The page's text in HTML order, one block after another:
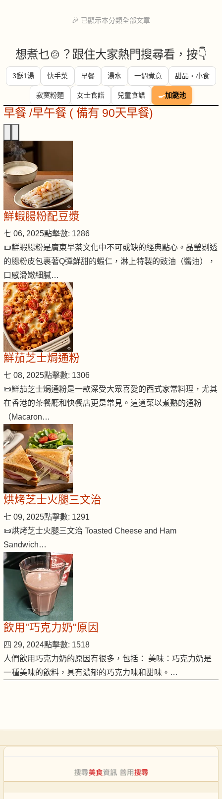
🎉 已顯示本分類全部文章
想煮乜🍲？跟住大家熱門搜尋看，按👇
3餸1湯 快手菜 早餐 湯水 一週煮意 甜品・小食
寂寞粉麵 女士食譜 兒童食譜 🍳加餸池
早餐 /早午餐 ( 備有 90天早餐)
鮮蝦腸粉配豆漿
七 06, 2025點擊數: 1286
📜鮮蝦腸粉是廣東早茶文化中不可或缺的經典點心。晶瑩剔透
的腸粉皮包裹著Q彈鮮甜的蝦仁，淋上特製的豉油（醬油），
口感滑嫩細膩…
鮮茄芝士焗通粉
七 08, 2025點擊數: 1306
📜鮮茄芝士焗通粉是一款深受大眾喜愛的西式家常料理，尤其
在香港的茶餐廳和快餐店更是常見。這道菜以煮熟的通粉
（Macaron…
烘烤芝士火腿三文治
七 09, 2025點擊數: 1291
📜烘烤芝士火腿三文治 Toasted Cheese and Ham
Sandwich…
飲用"巧克力奶"原因
四 29, 2024點擊數: 1518
人們飲用巧克力奶的原因有很多，包括： 美味：巧克力奶是
一種美味的飲料，具有濃郁的巧克力味和甜味。…